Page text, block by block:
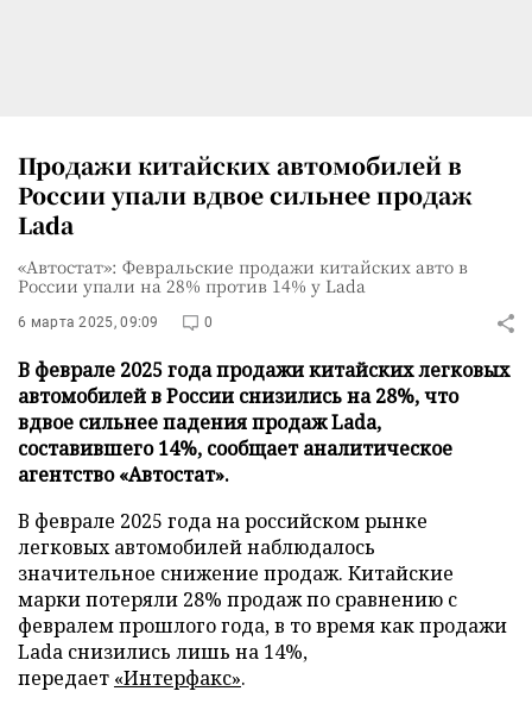
Продажи китайских автомобилей в
России упали вдвое сильнее продаж
Lada
«Автостат»: Февральские продажи китайских авто в
России упали на 28% против 14% у Lada
6 марта 2025, 09:09 0
В феврале 2025 года продажи китайских легковых
автомобилей в России снизились на 28%, что
вдвое сильнее падения продаж Lada,
составившего 14%, сообщает аналитическое
агентство «Автостат».
В феврале 2025 года на российском рынке
легковых автомобилей наблюдалось
значительное снижение продаж. Китайские
марки потеряли 28% продаж по сравнению с
февралем прошлого года, в то время как продажи
Lada снизились лишь на 14%,
передает «Интерфакс».